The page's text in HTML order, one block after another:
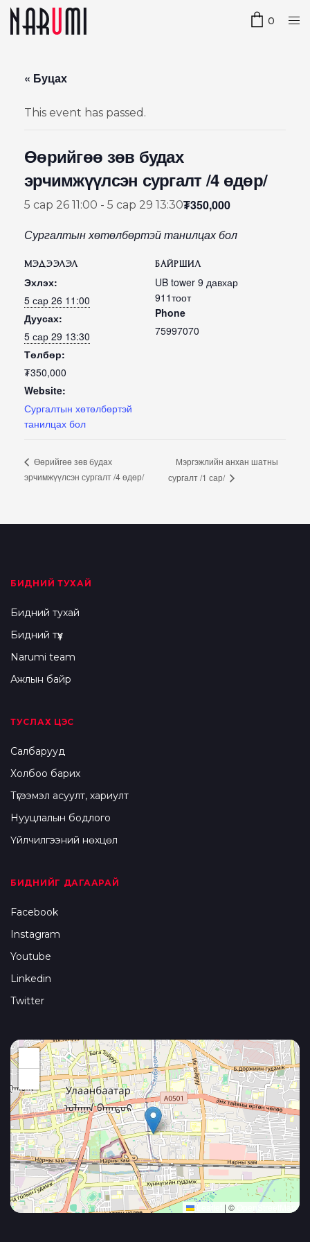
0
« Буцах
This event has passed.
Өөрийгөө зөв будах
эрчимжүүлсэн сургалт /4 өдөр/
5 сар 26 11:00 - 5 сар 29 13:30₮350,000
Сургалтын хөтөлбөртэй танилцах бол
МЭДЭЭЛЭЛ
Эхлэх:
5 сар 26 11:00
Дуусах:
5 сар 29 13:30
Төлбөр:
₮350,000
Website:
Сургалтын хөтөлбөртэй
танилцах бол
БАЙРШИЛ
UB tower 9 давхар
911тоот
Phone
75997070
Өөрийгөө зөв будах
эрчимжүүлсэн сургалт /4 өдөр/
Мэргэжлийн анхан шатны
сургалт /1 сар/
БИДНИЙ ТУХАЙ
Бидний тухай
Бидний түүх
Narumi team
Ажлын байр
ТУСЛАХ ЦЭС
Салбарууд
Холбоо барих
Түгээмэл асуулт, хариулт
Нууцлалын бодлого
Үйлчилгээний нөхцөл
БИДНИЙГ ДАГААРАЙ
Facebook
Instagram
Youtube
Linkedin
Twitter
Leaflet | © OpenStreetMap